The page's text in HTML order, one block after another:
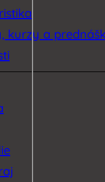
kurzy a